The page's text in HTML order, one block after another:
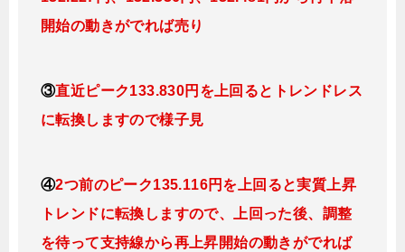
開始の動きがでれば売り
③直近ピーク133.830円を上回るとトレンドレス
に転換しますので様子見
④2つ前のピーク135.116円を上回ると実質上昇
トレンドに転換 しますので、上回った後、調整
を待って支持線から再上昇開始の動きがでれば